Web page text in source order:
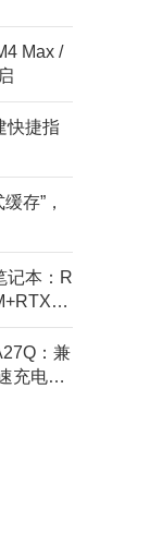
Max /
快捷指
存”，
记本：R
：兼
充电，